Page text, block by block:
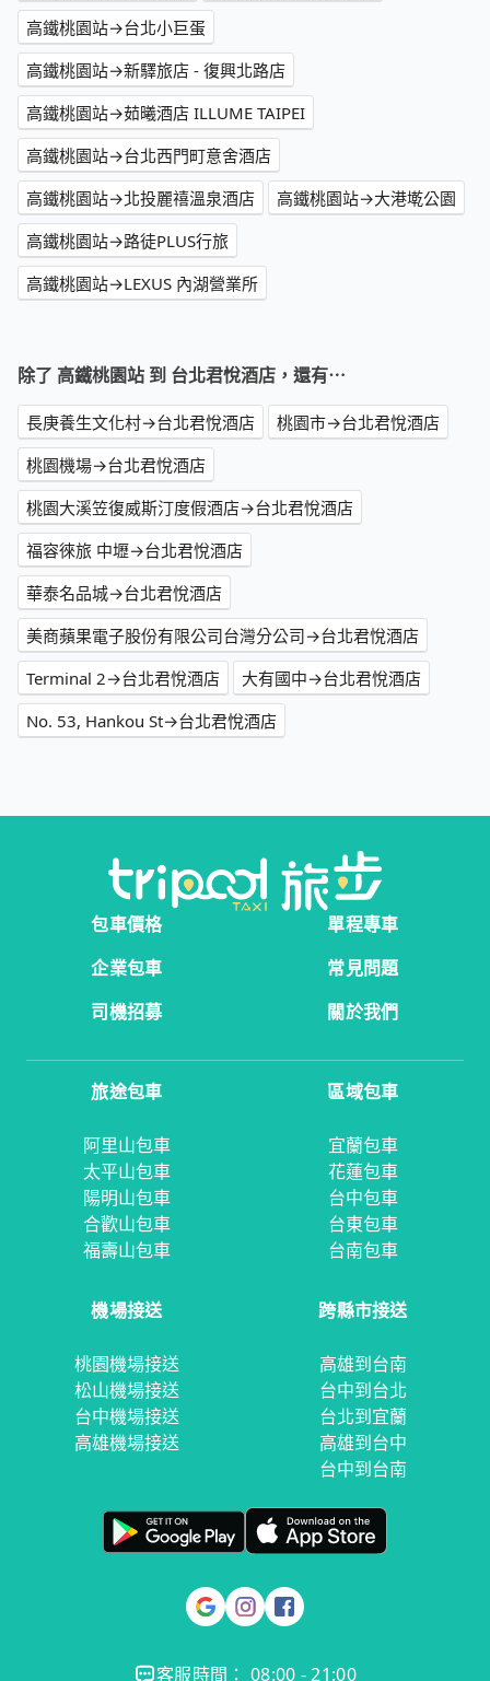
高鐵桃園站→台北小巨蛋
高鐵桃園站→新驛旅店 - 復興北路店
高鐵桃園站→茹曦酒店 ILLUME TAIPEI
高鐵桃園站→台北西門町意舍酒店
高鐵桃園站→北投麗禧溫泉酒店
高鐵桃園站→大港墘公園
高鐵桃園站→路徒PLUS行旅
高鐵桃園站→LEXUS 內湖營業所
除了 高鐵桃園站 到 台北君悅酒店，還有⋯
長庚養生文化村→台北君悅酒店
桃園市→台北君悅酒店
桃園機場→台北君悅酒店
桃園大溪笠復威斯汀度假酒店→台北君悅酒店
福容徠旅 中壢→台北君悅酒店
華泰名品城→台北君悅酒店
美商蘋果電子股份有限公司台灣分公司→台北君悅酒店
Terminal 2→台北君悅酒店
大有國中→台北君悅酒店
No. 53, Hankou St→台北君悅酒店
包車價格
單程專車
企業包車
常見問題
司機招募
關於我們
旅途包車
阿里山包車
太平山包車
陽明山包車
合歡山包車
福壽山包車
區域包車
宜蘭包車
花蓮包車
台中包車
台東包車
台南包車
機場接送
桃園機場接送
松山機場接送
台中機場接送
高雄機場接送
跨縣市接送
高雄到台南
台中到台北
台北到宜蘭
高雄到台中
台中到台南
客服時間： 08:00 - 21:00